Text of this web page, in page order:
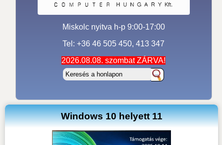
Miskolc nyitva h-p 9:00-17:00
Tel: +36 46 505 450, 413 347
2026.08.08. szombat ZÁRVA!
Windows 10 helyett 11